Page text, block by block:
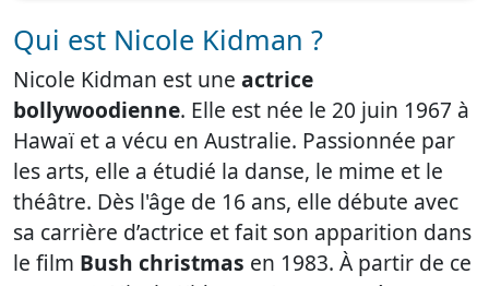
Qui est Nicole Kidman ?
Nicole Kidman est une actrice
bollywoodienne. Elle est née le 20 juin 1967 à
Hawaï et a vécu en Australie. Passionnée par
les arts, elle a étudié la danse, le mime et le
théâtre. Dès l'âge de 16 ans, elle débute avec
sa carrière d’actrice et fait son apparition dans
le film Bush christmas en 1983. À partir de ce